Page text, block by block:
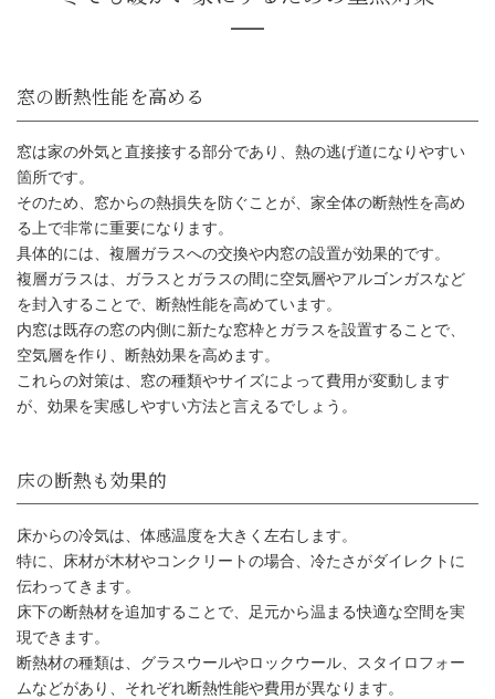
冬でも暖かい家にするための重
窓の断熱性能を高める
窓は家の外気と直接接する部分であり、熱の逃げ道になりやすい
箇所です。
そのため、窓からの熱損失を防ぐことが、家全体の断熱性を高め
る上で非常に重要になります。
具体的には、複層ガラスへの交換や内窓の設置が効果的です。
複層ガラスは、ガラスとガラスの間に空気層やアルゴンガスなど
を封入することで、断熱性能を高めています。
内窓は既存の窓の内側に新たな窓枠とガラスを設置することで、
空気層を作り、断熱効果を高めます。
これらの対策は、窓の種類やサイズによって費用が変動します
が、効果を実感しやすい方法と言えるでしょう。
床からの冷気は、体感温度を大きく左右します。
特に、床材が木材やコンクリートの場合、冷たさがダイレクトに
伝わってきます。
床下の断熱材を追加することで、足元から温まる快適な空間を実
現できます。
断熱材の種類は、グラスウールやロックウール、スタイロフォー
ムなどがあり、それぞれ断熱性能や費用が異なります。